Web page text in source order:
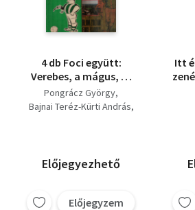
4 db Foci együtt:
Verebes, a mágus, 75
éves a Fradi-pálya,
Nagy visszatérések,
Pongrácz György
Bajnai Teréz-Kürti András
Előjegyezhető
Előjegyzem
Itt